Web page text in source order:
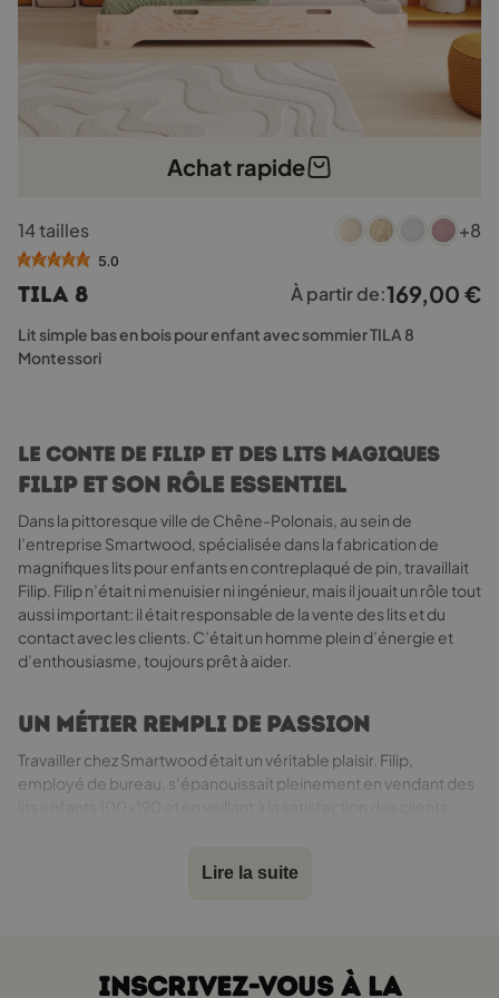
Achat rapide
produit
a
variations.
Les
options
sur
la
page
du
produit
14 tailles +8
5.0
TILA 8 À partir de:169,00 €
Lit simple bas en bois pour enfant avec sommier TILA 8
Montessori
Le conte de Filip et des lits magiques
Filip et son rôle essentiel
Dans la pittoresque ville de Chêne-Polonais, au sein de
l’entreprise Smartwood, spécialisée dans la fabrication de
magnifiques lits pour enfants en contreplaqué de pin, travaillait
Filip. Filip n’était ni menuisier ni ingénieur, mais il jouait un rôle tout
aussi important: il était responsable de la vente des lits et du
contact avec les clients. C’était un homme plein d’énergie et
d’enthousiasme, toujours prêt à aider.
Un métier rempli de passion
Travailler chez Smartwood était un véritable plaisir. Filip,
employé de bureau, s’épanouissait pleinement en vendant des
catalogues de couleurs. Il adorait son métier, car chaque jour lui
Une mission sur mesure pour Olek
Lire la suite
INSCRIVEZ-VOUS À LA